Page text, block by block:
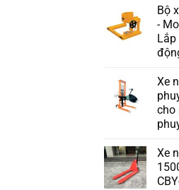
Bộ
-
Lắp
Xe
cho
Xe